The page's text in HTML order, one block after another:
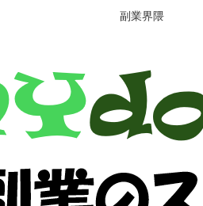
副業界隈